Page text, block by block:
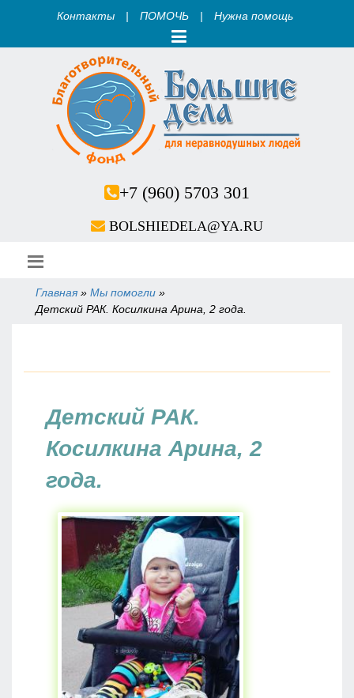
Контакты | ПОМОЧЬ | Нужна помощь
+7 (960) 5703 301
BOLSHIEDELA@YA.RU
Вы здесь
Главная » Мы помогли »
Детский РАК. Косилкина Арина, 2 года.
Детский РАК.
Косилкина Арина, 2
года.